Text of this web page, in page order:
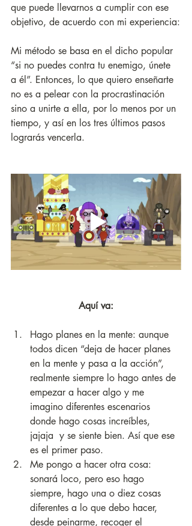
que puede llevarnos a cumplir con ese
objetivo, de acuerdo con mi experiencia:
Mi método se basa en el dicho popular
“si no puedes contra tu enemigo, únete
a él”. Entonces, lo que quiero enseñarte
no es a pelear con la procrastinación
sino a unirte a ella, por lo menos por un
tiempo, y así en los tres últimos pasos
lograrás vencerla.
Aquí va:
Hago planes en la mente: aunque
todos dicen “deja de hacer planes
en la mente y pasa a la acción”,
realmente siempre lo hago antes de
empezar a hacer algo y me
imagino diferentes escenarios
donde hago cosas increíbles,
jajaja  y se siente bien. Así que ese
es el primer paso.
Me pongo a hacer otra cosa:
sonará loco, pero eso hago
siempre, hago una o diez cosas
diferentes a lo que debo hacer,
desde peinarme, recoger el